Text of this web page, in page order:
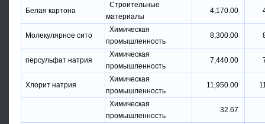
Белая картона
Строительные
материалы
4,170.00
Молекулярное сито
Химическая
промышленность
8,300.00
персульфат натрия
Химическая
промышленность
7,440.00
Хлорит натрия
Химическая
промышленность
11,950.00
Химическая
промышленность
32.67